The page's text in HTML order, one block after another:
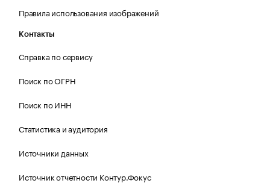
Правила использования изображений
Контакты
Справка по сервису
Поиск по ОГРН
Поиск по ИНН
Статистика и аудитория
Источники данных
Источник отчетности Контур.Фокус